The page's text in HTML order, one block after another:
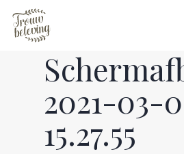
Hit enter to search or ESC
2021-03-
15.27.55